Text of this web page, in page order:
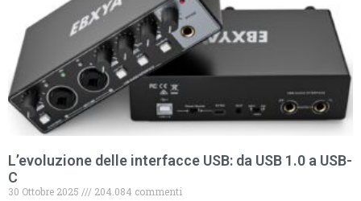
L’evoluzione delle interfacce USB: da USB 1.0 a USB-
C
30 Ottobre 2025
204.084 commenti